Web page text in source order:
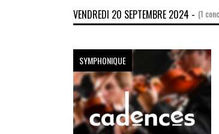
VENDREDI 20 SEPTEMBRE 2024 - (1
SYMPHONIQUE